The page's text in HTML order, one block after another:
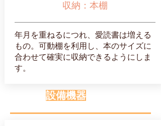
収納：本棚
年月を重ねるにつれ、愛読書は増える
もの。可動棚を利用し、本のサイズに
合わせて確実に収納できるようにしま
す。
設備機器